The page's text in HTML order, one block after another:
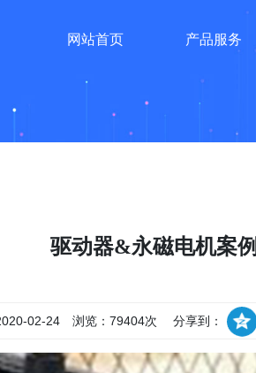
网站首页 产品服务
驱动器&永磁电机案例
02-24 浏览：79404次 分享到：